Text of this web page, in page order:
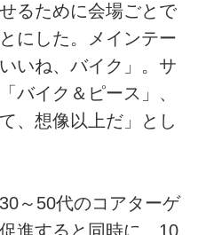
るために会場ごとで
にした。メインテー
いね、バイク」。サ
バイク＆ピース」、
、想像以上だ」とし
～50代のコアターゲ
進すると同時に、10